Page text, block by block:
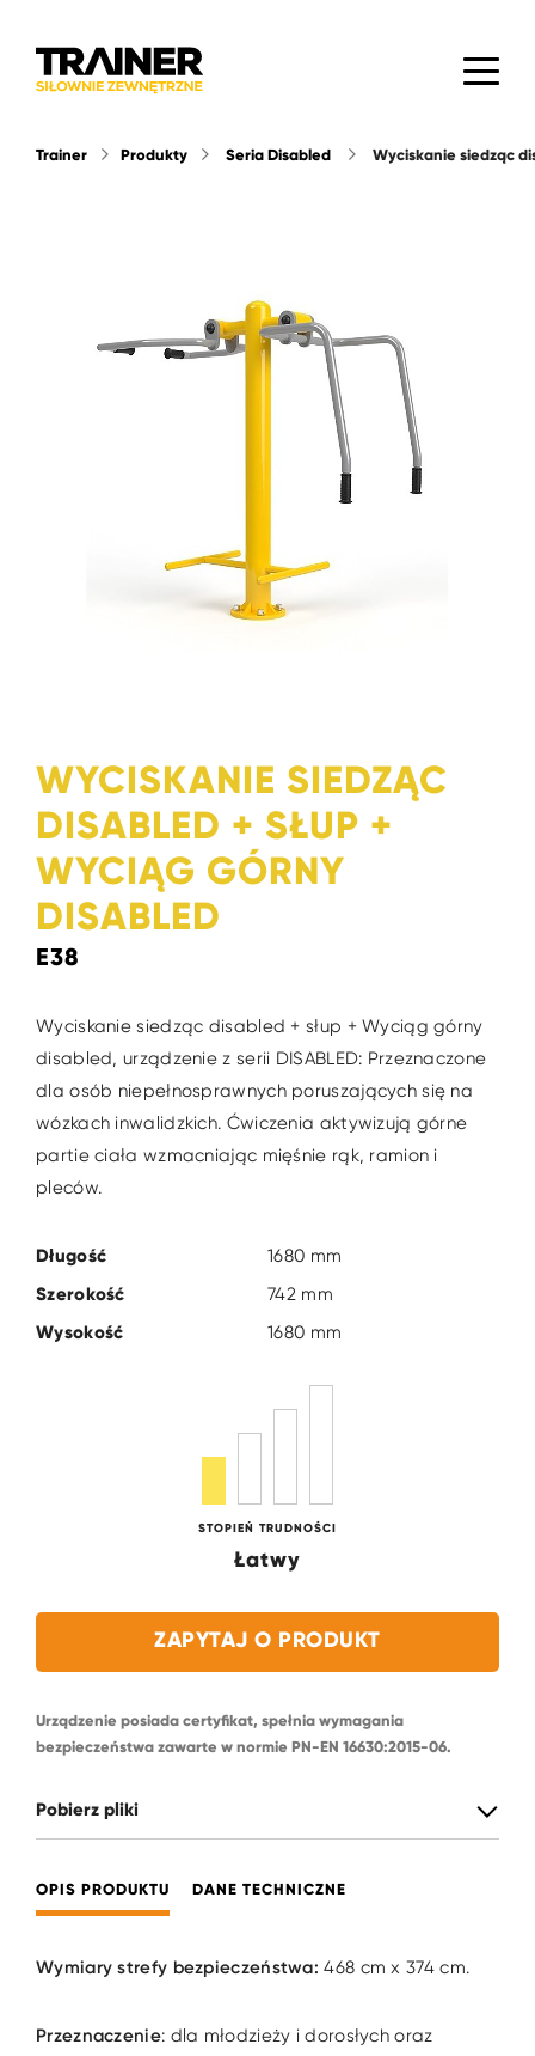
Trainer Produkty Seria Disabled wyciskanie siedząc
WYCISKANIE SIEDZĄC
DISABLED + SŁUP +
WYCIĄG GÓRNY
DISABLED
E38
Wyciskanie siedząc disabled + słup + Wyciąg górny
disabled, urządzenie z serii DISABLED: Przeznaczone
dla osób niepełnosprawnych poruszających się na
wózkach inwalidzkich. Ćwiczenia aktywizują górne
partie ciała wzmacniając mięśnie rąk, ramion i
pleców.
Długość
1680 mm
Szerokość
742 mm
Wysokość
1680 mm
STOPIEŃ TRUDNOŚCI
Łatwy
ZAPYTAJ O PRODUKT
Urządzenie posiada certyfikat, spełnia wymagania
bezpieczeństwa zawarte w normie PN-EN 16630:2015-06.
Pobierz pliki
OPIS PRODUKTU DANE TECHNICZNE
Wymiary strefy bezpieczeństwa: 468 cm x 374 cm.
Przeznaczenie: dla młodzieży i dorosłych oraz